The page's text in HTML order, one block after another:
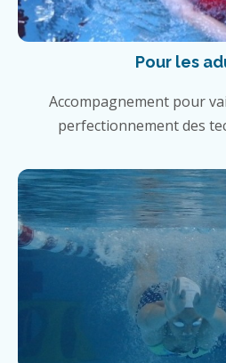
Pour les
Accompagnement pour
perfectionnement des